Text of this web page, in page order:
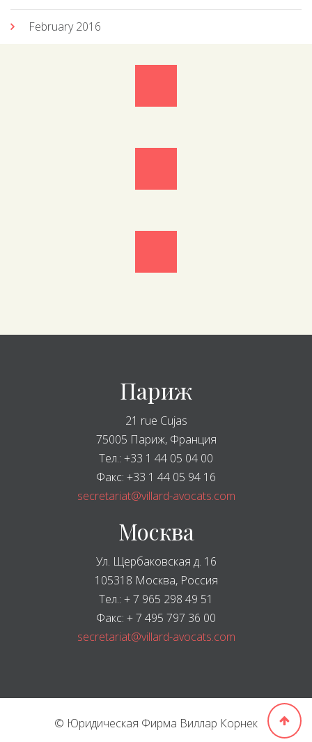
February 2016
Париж
21 rue Cujas
75005 Париж, Франция
Тел.: +33 1 44 05 04 00
Факс: +33 1 44 05 94 16
secretariat@villard-avocats.com
Москва
Ул. Щербаковская д. 16
105318 Москва, Россия
Тел.: + 7 965 298 49 51
Факс: + 7 495 797 36 00
secretariat@villard-avocats.com
© Юридическая Фирма Виллар Корнек